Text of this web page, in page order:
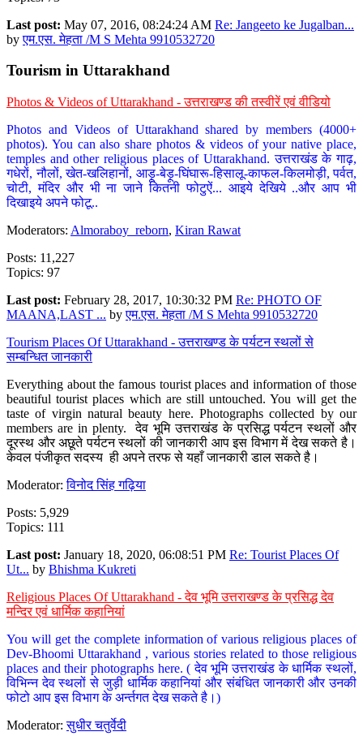
Last post: May 07, 2016, 08:24:24 AM Re: Jangeeto ke Jugalban...
byएम.एस. मेहता /M S Mehta 9910532720
Tourism in Uttarakhand
Photos & Videos of Uttarakhand - उत्तराखण्ड की तस्वीरें एवं वीडियो
Photos and Videos of Uttarakhand shared by members (4000+
photos). You can also share photos & videos of your native place,
temples and other religious places of Uttarakhand. उत्तराखंड के गाढ़,
गधेरों, नौलों, खेत-खलिहानों, आड़ू-बेड़ू-घिंघारू-हिसालू-काफल-किलमोड़ी, पर्वत,
चोटी, मंदिर और भी ना जाने कितनी फोटुऐं... आइये देखिये ..और आप भी
दिखाइये अपने फोटू..
Moderators: Almoraboy_reborn, Kiran Rawat
Posts: 11,227
Topics: 97
Last post: February 28, 2017, 10:30:32 PM Re: PHOTO OF
MAANA,LAST ... byएम.एस. मेहता /M S Mehta 9910532720
Tourism Places Of Uttarakhand - उत्तराखण्ड के पर्यटन स्थलों से
सम्बन्धित जानकारी
Everything about the famous tourist places and information of those
beautiful tourist places which are still untouched. You will get the
taste of virgin natural beauty here. Photographs collected by our
members are in plenty. देव भूमि उत्तराखंड के प्रसिद्ध पर्यटन स्थलों और
दूरस्थ और अछूते पर्यटन स्थलों की जानकारी आप इस विभाग में देख सकते है।
केवल पंजीकृत सदस्य ही अपने तरफ से यहाँ जानकारी डाल सकते है।
Moderator:विनोद सिंह गढ़िया
Posts: 5,929
Topics: 111
Last post: January 18, 2020, 06:08:51 PM Re: Tourist Places Of
Ut... by Bhishma Kukreti
Religious Places Of Uttarakhand - देव भूमि उत्तराखण्ड के प्रसिद्ध देव
मन्दिर एवं धार्मिक कहानियां
You will get the complete information of various religious places of
Dev-Bhoomi Uttarakhand , various stories related to those religious
places and their photographs here. ( देव भूमि उत्तराखंड के धार्मिक स्थलों,
विभिन्न देव स्थलों से जुड़ी धार्मिक कहानियां और संबंधित जानकारी और उनकी
फोटो आप इस विभाग के अर्न्तगत देख सकते है।)
Moderator:सुधीर चतुर्वेदी